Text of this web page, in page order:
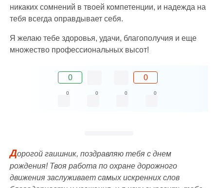
никаких сомнений в твоей компетенции, и надежда на
тебя всегда оправдывает себя.
Я желаю тебе здоровья, удачи, благополучия и еще
множество профессиональных высот!
0 0
0 0 0 0
Дорогой гаишник, поздравляю тебя с днем
рождения! Твоя работа по охране дорожного
движения заслуживает самых искренних слов